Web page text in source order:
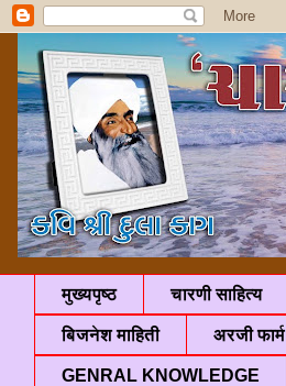
मुख्यपृष्ठ चारणी साहित्य
बिजनेश माहिती अरजी फार्म
GENRAL KNOWLEDGE